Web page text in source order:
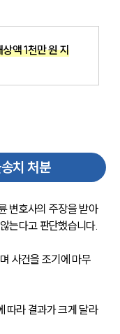
약
약
액 1천만 원 지
치 처분
변호사의 주장을 받아
는다고 판단했습니다.
사건을 조기에 마무
따라 결과가 크게 달라